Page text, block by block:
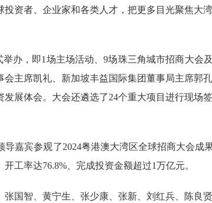
资者、企业家和各类人才，把更多目光聚焦大
，即1场主场活动、9场珠三角城市招商大会
主席凯礼、新加坡丰益国际集团董事局主席郭
展体会。大会还遴选了24个重大项目进行现场
宾参观了2024粤港澳大湾区全球招商大会成
工率达76.8%、完成投资金额超过1万亿元。
智、黄宁生、张少康、张新、刘红兵、陈良贤